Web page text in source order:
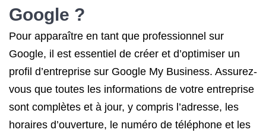
Google ?
Pour apparaître en tant que professionnel sur
Google, il est essentiel de créer et d’optimiser un
profil d’entreprise sur Google My Business. Assurez-
vous que toutes les informations de votre entreprise
sont complètes et à jour, y compris l’adresse, les
horaires d’ouverture, le numéro de téléphone et les